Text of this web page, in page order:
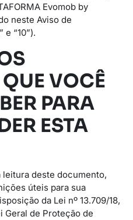
Evomob by
neste Aviso de
e “10”).
VOCÊ
PARA
ESTA
deste documento,
úteis para sua
da Lei nº 13.709/18,
Geral de Proteção de